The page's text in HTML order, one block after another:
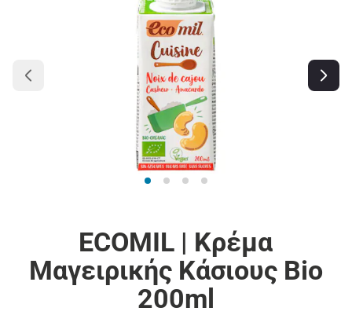
ECOMIL | Κρέμα
Μαγειρικής Κάσιους Bio
200ml